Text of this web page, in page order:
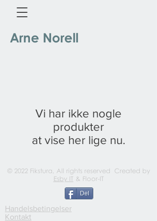
Arne Norell
Vi har ikke nogle
produkter
at vise her lige nu.
© 2022 Fikstura, All rights reserved Created by
Esby IT & Floor-IT
Del
Handelsbetingelser
Kontakt